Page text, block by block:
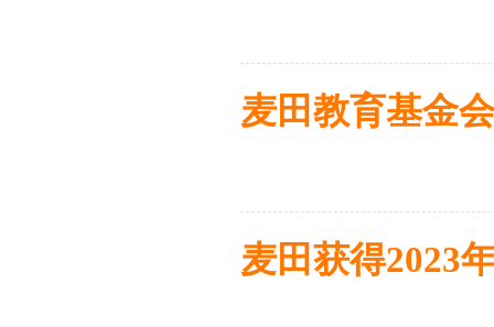
麦田教育基金
麦田获得2023